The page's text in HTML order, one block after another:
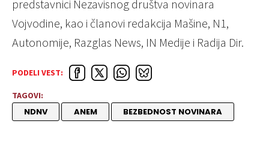
predstavnici Nezavisnog društva novinara
Vojvodine, kao i članovi redakcija Mašine, N1,
Autonomije, Razglas News, IN Medije i Radija Dir.
PODELI VEST:
TAGOVI:
NDNV ANEM BEZBEDNOST NOVINARA